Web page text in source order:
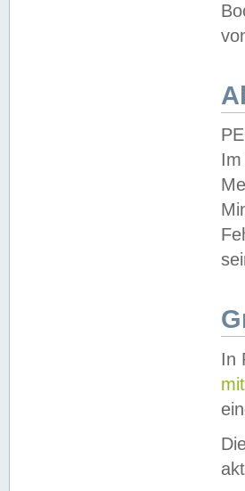
In